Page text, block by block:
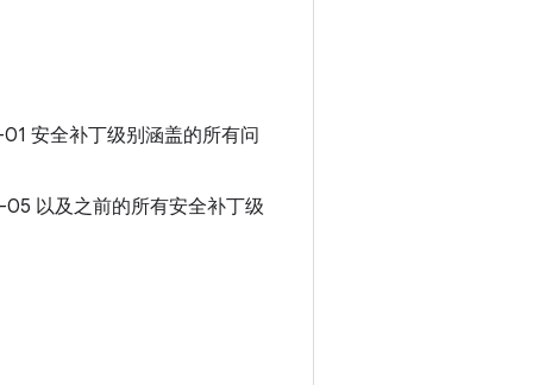
安全补丁级别涵盖的所有问
以及之前的所有安全补丁级